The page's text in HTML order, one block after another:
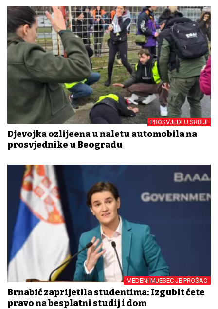
PROSVJEDI U SRBIJI
Djevojka ozlijeđena u naletu automobila na
prosvjednike u Beogradu
MEDENI MJESEC JE PROŠAO
Brnabić zaprijetila studentima: Izgubit ćete
pravo na besplatni studij i dom